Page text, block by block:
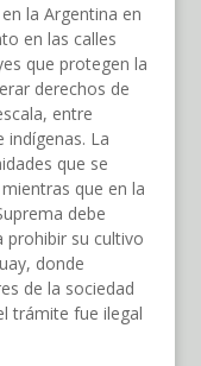
la Argentina en
en las calles
que protegen la
derechos de
entre
indígenas. La
que se
que en la
debe
prohibir su cultivo
donde
de la sociedad
trámite fue ilegal